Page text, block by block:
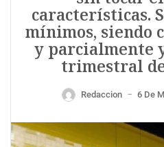
características.
mínimos, siendo
y parcialmente
trimestral
Redaccion — 6 De